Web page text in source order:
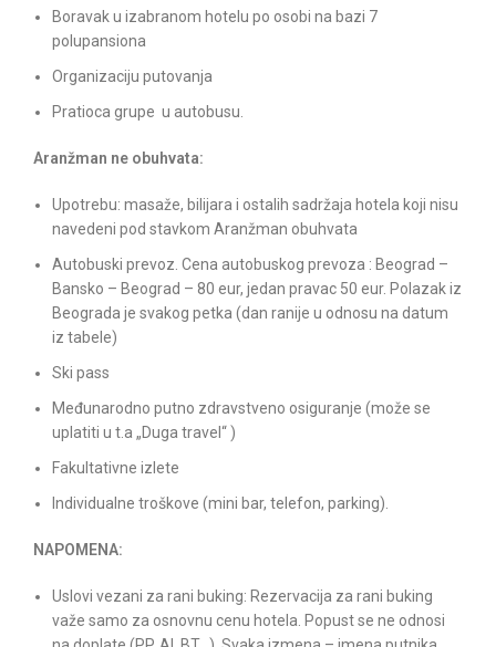
Boravak u izabranom hotelu po osobi na bazi 7
polupansiona
Organizaciju putovanja
Pratioca grupe u autobusu.
Aranžman ne obuhvata:
Upotrebu: masaže, bilijara i ostalih sadržaja hotela koji nisu
navedeni pod stavkom Aranžman obuhvata
Autobuski prevoz. Cena autobuskog prevoza : Beograd –
Bansko – Beograd – 80 eur, jedan pravac 50 eur. Polazak iz
Beograda je svakog petka (dan ranije u odnosu na datum
iz tabele)
Ski pass
Međunarodno putno zdravstveno osiguranje (može se
uplatiti u t.a „Duga travel“ )
Fakultativne izlete
Individualne troškove (mini bar, telefon, parking).
NAPOMENA:
Uslovi vezani za rani buking: Rezervacija za rani buking
važe samo za osnovnu cenu hotela. Popust se ne odnosi